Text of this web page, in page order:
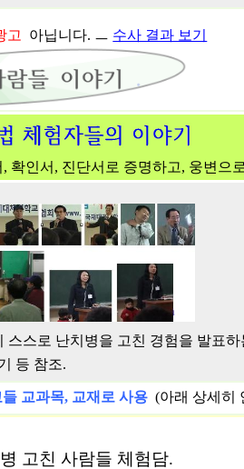
고 아닙니다. ㅡ 수사 결과 보기
확인서, 진단서로 증명하고, 웅변으
스스로 난치병을 고친 경험을 발표하
등 참조.
교과목, 교재로 사용 (아래 상세히
고친 사람들 체험담.